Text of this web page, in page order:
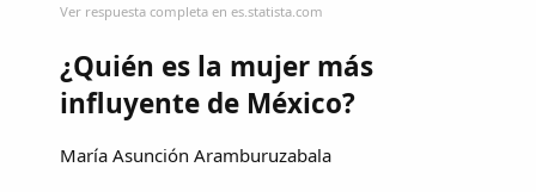
Ver respuesta completa en es.statista.com
¿Quién es la mujer más
influyente de México?
María Asunción Aramburuzabala